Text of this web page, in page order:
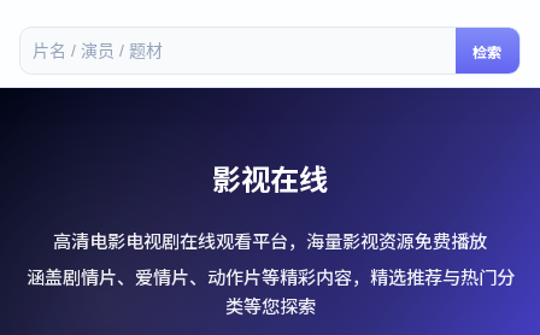
检索
影视在线
高清电影电视剧在线观看平台，海量影视资源免费播放
涵盖剧情片、爱情片、动作片等精彩内容，精选推荐与热门分
类等您探索